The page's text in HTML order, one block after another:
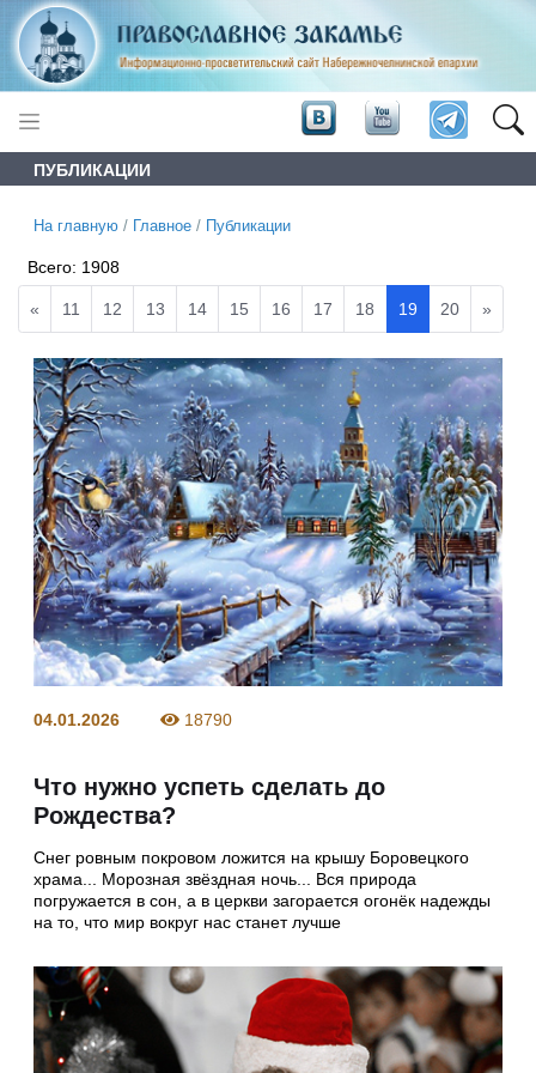
ПУБЛИКАЦИИ
На главную / Главное / Публикации
Всего: 1908
« 11 12 13 14 15 16 17 18 19 20 »
04.01.2026 18790
Что нужно успеть сделать до
Рождества?
Снег ровным покровом ложится на крышу Боровецкого
храма... Морозная звёздная ночь... Вся природа
погружается в сон, а в церкви загорается огонёк надежды
на то, что мир вокруг нас станет лучше